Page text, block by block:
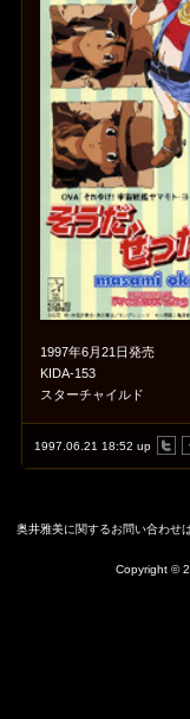
1997年6月21日発売
KIDA-153
スターチャイルド
1997.06.21 18:52 up
奥井雅美に関するお問い合わせ
Copyright ©